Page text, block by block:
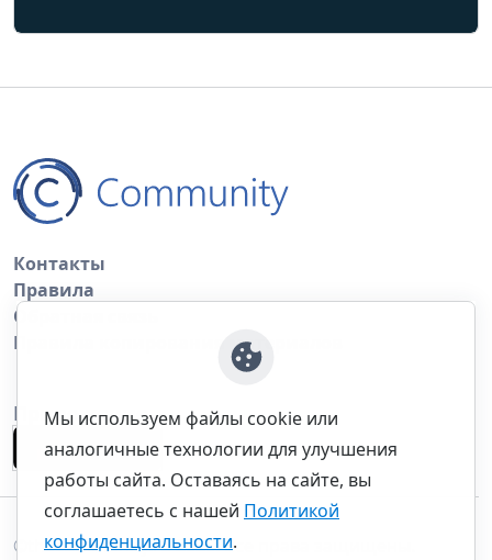
Контакты
Правила
Обратная связь
Правила копирования материалов
Приложение
©thecommunity.ru 2026. Все права защищены.
Мы используем файлы cookie или
аналогичные технологии для улучшения
работы сайта. Оставаясь на сайте, вы
соглашаетесь с нашей Политикой
конфиденциальности.